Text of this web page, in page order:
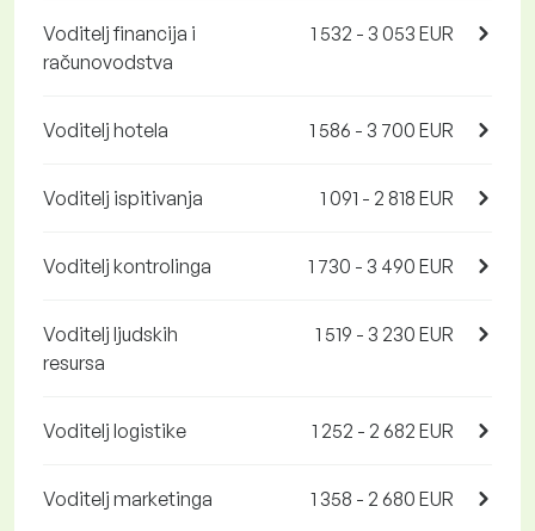
Voditelj financija i
računovodstva
1 532 - 3 053 EUR
Voditelj hotela 1 586 - 3 700 EUR
Voditelj ispitivanja 1 091 - 2 818 EUR
Voditelj kontrolinga 1 730 - 3 490 EUR
Voditelj ljudskih
resursa
1 519 - 3 230 EUR
Voditelj logistike 1 252 - 2 682 EUR
Voditelj marketinga 1 358 - 2 680 EUR